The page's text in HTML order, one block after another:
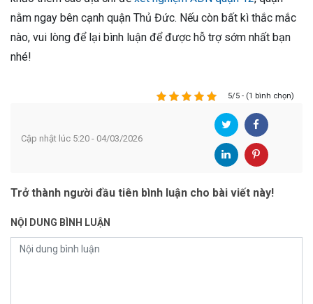
nằm ngay bên cạnh quận Thủ Đức. Nếu còn bất kì thắc mắc
nào, vui lòng để lại bình luận để được hỗ trợ sớm nhất bạn
nhé!
5/5 - (1 bình chọn)
Cập nhật lúc 5:20 - 04/03/2026
Trở thành người đầu tiên bình luận cho bài viết này!
NỘI DUNG BÌNH LUẬN